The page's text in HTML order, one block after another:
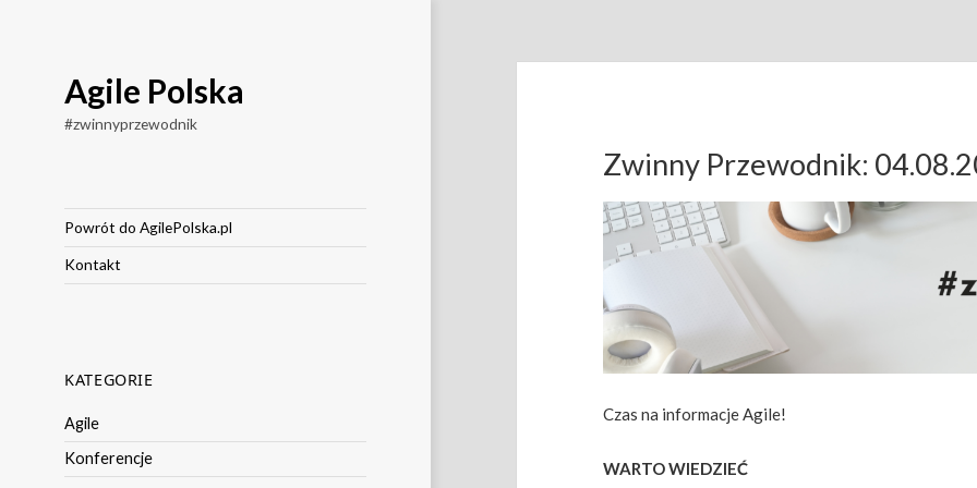
Agile Polska
#zwinnyprzewodnik
Powrót do AgilePolska.pl
Kontakt
KATEGORIE
Agile
Konferencje
Zwinny Przewodnik:
Czas na informacje Agile!
WARTO WIEDZIEĆ